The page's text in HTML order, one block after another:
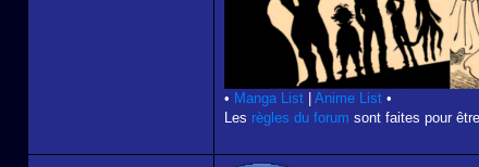
• Manga List Anime List •
Les règles du forum sont faites pour